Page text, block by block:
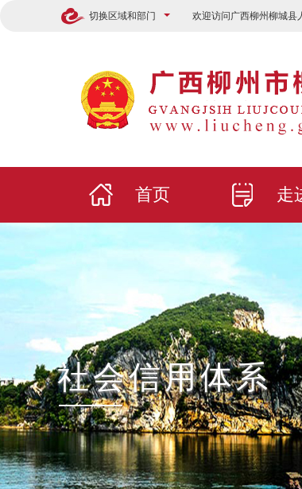
切换区域和部门 欢迎访问广西柳州柳城
首页 走
社会信用体系